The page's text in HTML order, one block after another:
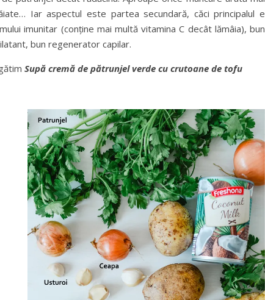
Iar aspectul este partea secundară, căci principalul e
imunitar (conține mai multă vitamina C decât lămâia), bun
bun regenerator capilar.
Supă cremă de pătrunjel verde cu crutoane de tofu